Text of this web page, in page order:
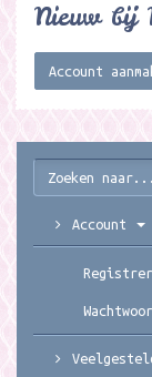
Nieuw bij
Account
Account